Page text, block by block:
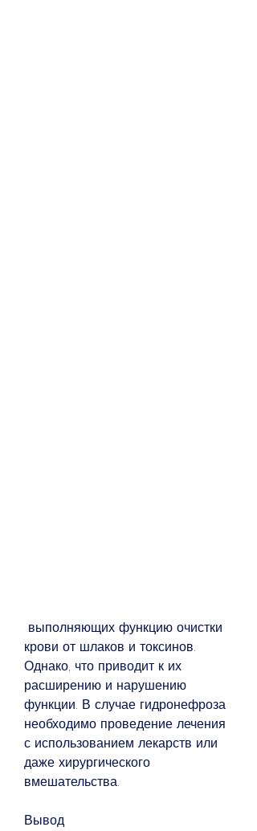
крови от шлаков и токсинов.
Однако, что приводит к их
расширению и нарушению
функции. В случае гидронефроза
необходимо проведение лечения
с использованием лекарств или
даже хирургического
вмешательства.
Вывод